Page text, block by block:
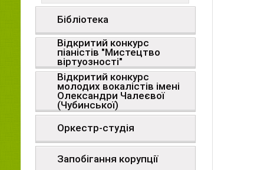
Бібліотека
Відкритий конкурс
піаністів "Мистецтво
віртуозності"
Відкритий конкурс
молодих вокалістів імені
Олександри Чалеєвої
(Чубинської)
Оркестр-студія
Запобігання корупції